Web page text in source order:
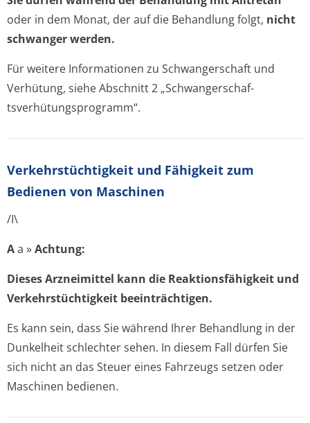
oder in dem Monat, der auf die Behandlung folgt, nicht
schwanger werden.
Für weitere Informationen zu Schwangerschaft und
Verhütung, siehe Abschnitt 2 „Schwangerschaf­
tsverhütungspro­gramm“.
Verkehrstüchtig­keit und Fähigkeit zum
Bedienen von Maschinen
/I\
Aa »Achtung:
Dieses Arzneimittel kann die Reaktionsfähigkeit und
Verkehrstüchtigkeit beeinträchtigen.
Es kann sein, dass Sie während Ihrer Behandlung in der
Dunkelheit schlechter sehen. In diesem Fall dürfen Sie
sich nicht an das Steuer eines Fahrzeugs setzen oder
Maschinen bedienen.